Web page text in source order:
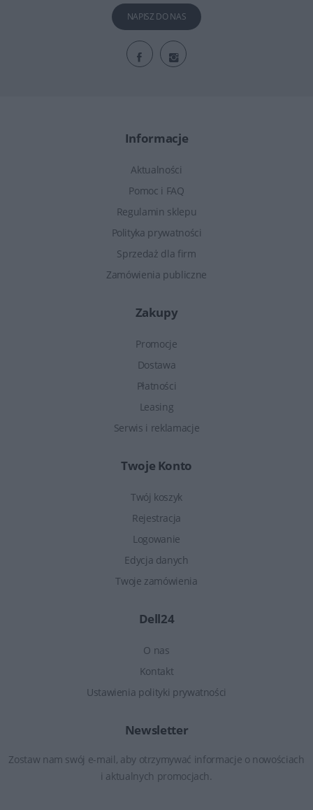
NAPISZ DO NAS
Informacje
Aktualności
Pomoc i FAQ
Regulamin sklepu
Polityka prywatności
Sprzedaż dla firm
Zamówienia publiczne
Zakupy
Promocje
Dostawa
Płatności
Leasing
Serwis i reklamacje
Twoje Konto
Twój koszyk
Rejestracja
Logowanie
Edycja danych
Twoje zamówienia
Dell24
O nas
Kontakt
Ustawienia polityki prywatności
Newsletter
Zostaw nam swój e-mail, aby otrzymywać informacje o nowościach
i aktualnych promocjach.